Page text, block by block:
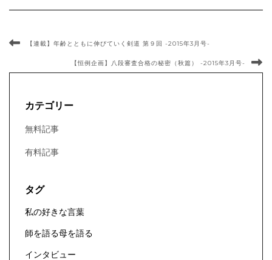
【連載】年齢とともに伸びていく剣道 第９回 -2015年3月号-
【恒例企画】八段審査合格の秘密（秋篇） -2015年3月号-
カテゴリー
無料記事
有料記事
タグ
私の好きな言葉
師を語る母を語る
インタビュー